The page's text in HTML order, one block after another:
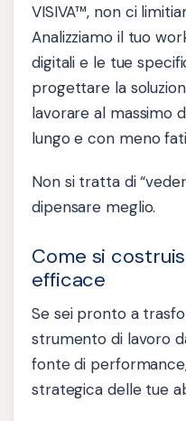
VISIVA™, non ci
Analizziamo il tuo
digitali e le tue
progettare la
lavorare al massimo
lungo e con meno
Non si tratta di
dipensare meglio.
Come si
efficace
Se sei pronto a
strumento di lavoro
fonte di
strategica delle tue